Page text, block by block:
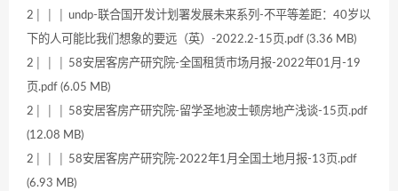
2│ │ │ undp-联合国开发计划署发展未来系列-不平等差距：40岁以
下的人可能比我们想象的要远（英）-2022.2-15页.pdf (3.36 MB)
2│ │ │ 58安居客房产研究院-全国租赁市场月报-2022年01月-19
页.pdf (6.05 MB)
2│ │ │ 58安居客房产研究院-留学圣地波士顿房地产浅谈-15页.pdf
(12.08 MB)
2│ │ │ 58安居客房产研究院-2022年1月全国土地月报-13页.pdf
(6.93 MB)